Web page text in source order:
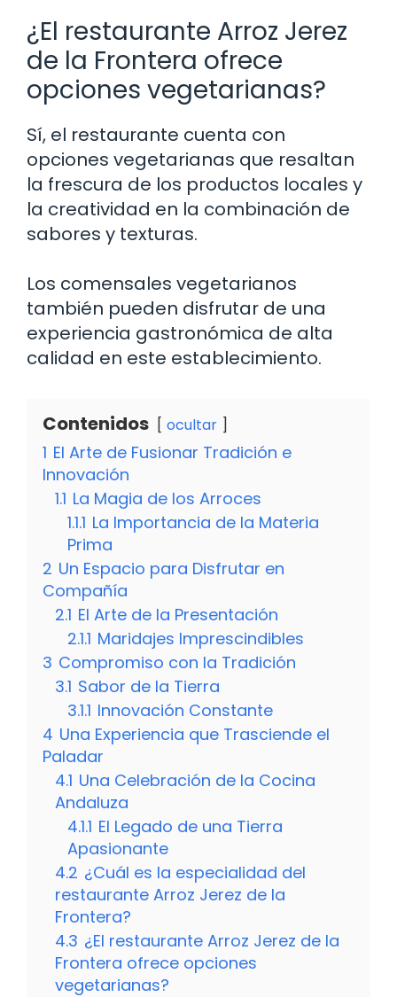
¿El restaurante Arroz Jerez
de la Frontera ofrece
opciones vegetarianas?
Sí, el restaurante cuenta con
opciones vegetarianas que resaltan
la frescura de los productos locales y
la creatividad en la combinación de
sabores y texturas.
Los comensales vegetarianos
también pueden disfrutar de una
experiencia gastronómica de alta
calidad en este establecimiento.
Contenidos ocultar
1 El Arte de Fusionar Tradición e
Innovación
1.1 La Magia de los Arroces
1.1.1 La Importancia de la Materia
Prima
2 Un Espacio para Disfrutar en
Compañía
2.1 El Arte de la Presentación
2.1.1 Maridajes Imprescindibles
3 Compromiso con la Tradición
3.1 Sabor de la Tierra
3.1.1 Innovación Constante
4 Una Experiencia que Trasciende el
Paladar
4.1 Una Celebración de la Cocina
Andaluza
4.1.1 El Legado de una Tierra
Apasionante
4.2 ¿Cuál es la especialidad del
restaurante Arroz Jerez de la
Frontera?
4.3 ¿El restaurante Arroz Jerez de la
Frontera ofrece opciones
vegetarianas?